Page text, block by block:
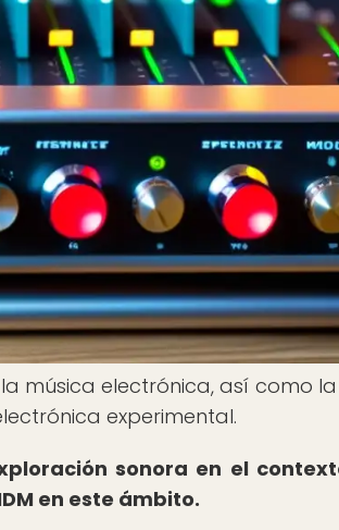
música electrónica, así como
experimental.
sonora en el
en este ámbito.